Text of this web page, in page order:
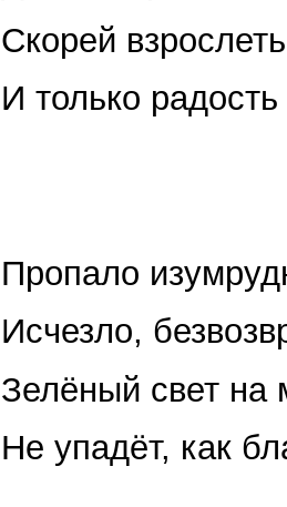
Скорей
И только
Пропало
Исчезло,
Зелёный свет на
Не упадёт, как